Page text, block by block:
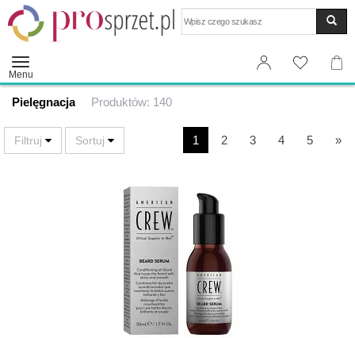
Menu
Pielęgnacja Produktów: 140
1 2 3 4 5 »